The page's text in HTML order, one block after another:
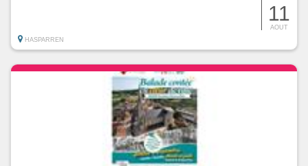
11
AOUT
HASPARREN